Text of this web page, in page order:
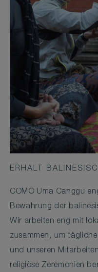
ERHALT
COMO Uma Canggu
Bewahrung der
Wir arbeiten eng mit
zusammen, um
und unseren
religiöse Zeremonien